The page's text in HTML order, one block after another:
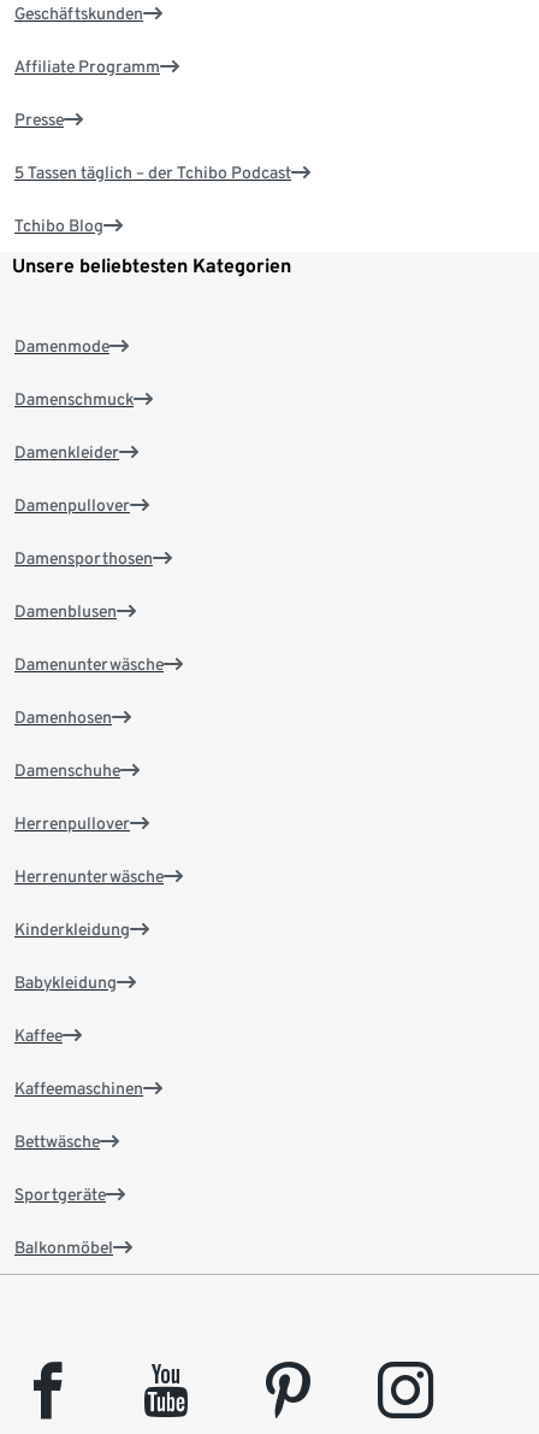
Geschäftskunden
Affiliate Programm
Presse
5 Tassen täglich – der Tchibo Podcast
Tchibo Blog
Unsere beliebtesten Kategorien
Damenmode
Damenschmuck
Damenkleider
Damenpullover
Damensporthosen
Damenblusen
Damenunterwäsche
Damenhosen
Damenschuhe
Herrenpullover
Herrenunterwäsche
Kinderkleidung
Babykleidung
Kaffee
Kaffeemaschinen
Bettwäsche
Sportgeräte
Balkonmöbel
facebook youtube pinterest instagram